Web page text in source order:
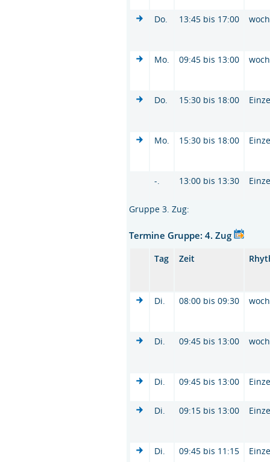
Do. 13:45 bis 17:00 woch
Mo. 09:45 bis 13:00 woch
Do. 15:30 bis 18:00
Mo. 15:30 bis 18:00
-. 13:00 bis 13:30
Gruppe 3. Zug:
Termine Gruppe: 4. Zug
Tag Zeit
Di. 08:00 bis 09:30 woch
Di. 09:45 bis 13:00 woch
Di. 09:45 bis 13:00
Di. 09:15 bis 13:00
Di. 09:45 bis 11:15